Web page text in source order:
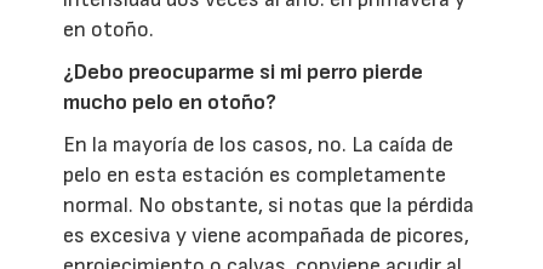
en otoño.
¿Debo preocuparme si mi perro pierde
mucho pelo en otoño?
En la mayoría de los casos, no. La caída de
pelo en esta estación es completamente
normal. No obstante, si notas que la pérdida
es excesiva y viene acompañada de picores,